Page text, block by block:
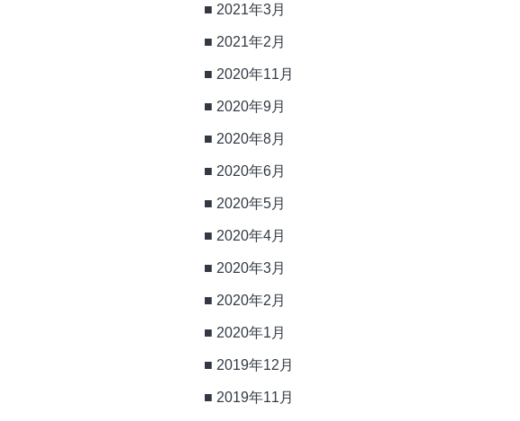
2021年3月
2021年2月
2020年11月
2020年9月
2020年8月
2020年6月
2020年5月
2020年4月
2020年3月
2020年2月
2020年1月
2019年12月
2019年11月